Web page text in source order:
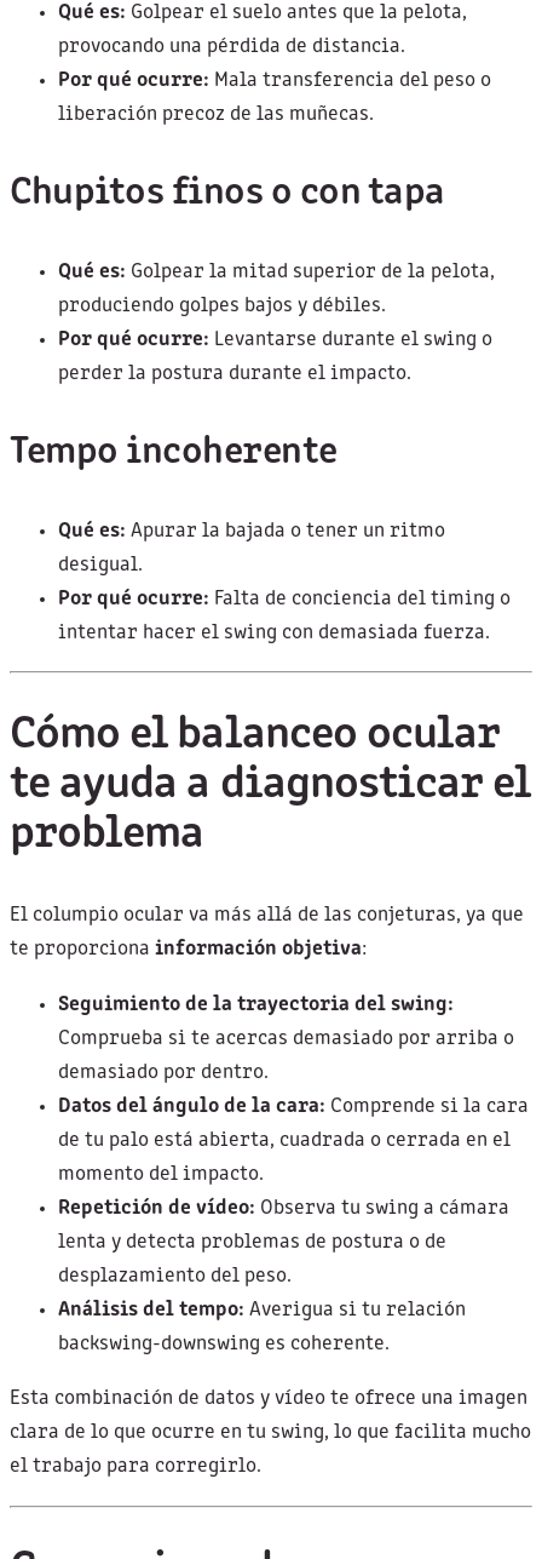
Qué es: Golpear el suelo antes que la pelota,
provocando una pérdida de distancia.
Por qué ocurre: Mala transferencia del peso o
liberación precoz de las muñecas.
Chupitos finos o con tapa
Qué es: Golpear la mitad superior de la pelota,
produciendo golpes bajos y débiles.
Por qué ocurre: Levantarse durante el swing o
perder la postura durante el impacto.
Tempo incoherente
Qué es: Apurar la bajada o tener un ritmo
desigual.
Por qué ocurre: Falta de conciencia del timing o
intentar hacer el swing con demasiada fuerza.
Cómo el balanceo ocular
te ayuda a diagnosticar el
problema
El columpio ocular va más allá de las conjeturas, ya que
te proporciona información objetiva:
Seguimiento de la trayectoria del swing:
Comprueba si te acercas demasiado por arriba o
demasiado por dentro.
Datos del ángulo de la cara: Comprende si la cara
de tu palo está abierta, cuadrada o cerrada en el
momento del impacto.
Repetición de vídeo: Observa tu swing a cámara
lenta y detecta problemas de postura o de
desplazamiento del peso.
Análisis del tempo: Averigua si tu relación
backswing-downswing es coherente.
Esta combinación de datos y vídeo te ofrece una imagen
clara de lo que ocurre en tu swing, lo que facilita mucho
el trabajo para corregirlo.